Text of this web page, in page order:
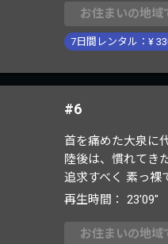
お住まいの地域
7日間レンタル：¥
#6
首を痛めた大泉に
陸後は、慣れてき
追求すべく 素っ裸
再生時間： 23'09"
お住まいの地域